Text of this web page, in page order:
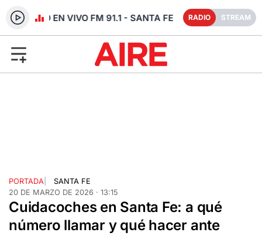
RADIO EN VIVO FM 91.1 - SANTA FE RADIO STREAM
PORTADA
SANTA FE
20 DE MARZO DE 2026 · 13:15
Cuidacoches en Santa Fe: a qué
número llamar y qué hacer ante